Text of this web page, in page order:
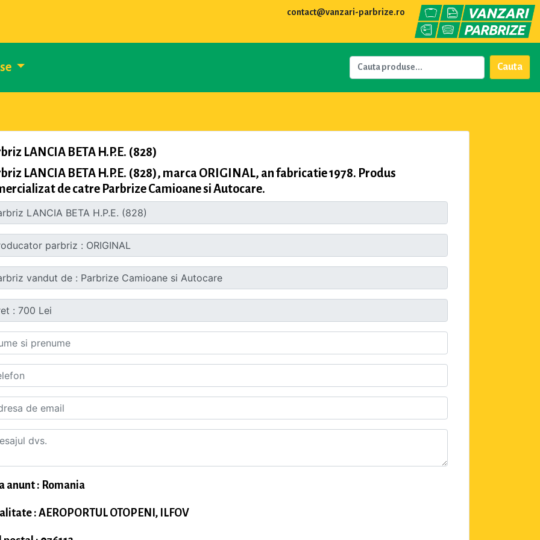
contact@vanzari-parbrize.ro
Cauta
LANCIA BETA H.P.E. (828)
LANCIA BETA H.P.E. (828), marca ORIGINAL, an fabricatie 1978. Produs
de catre Parbrize Camioane si Autocare.
anunt : Romania
: AEROPORTUL OTOPENI, ILFOV